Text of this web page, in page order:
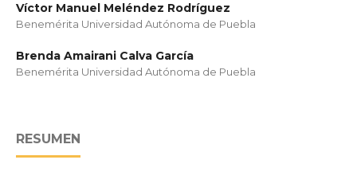
Víctor Manuel Meléndez Rodríguez
Benemérita Universidad Autónoma de Puebla
Brenda Amairani Calva García
Benemérita Universidad Autónoma de Puebla
RESUMEN